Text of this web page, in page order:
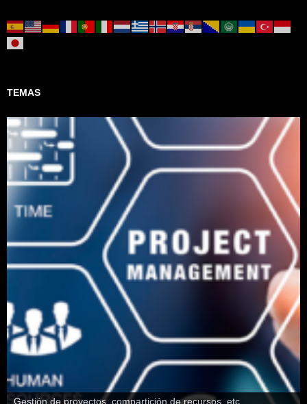
TEMAS
Gestión de proyectos, compartición de recursos, etc.